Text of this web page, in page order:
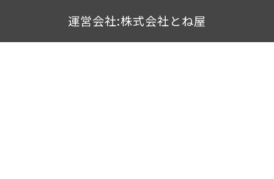
運営会社:株式会社とね屋